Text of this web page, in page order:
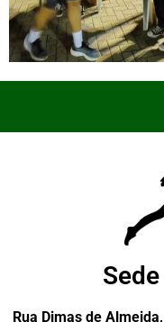
Rua Dimas de